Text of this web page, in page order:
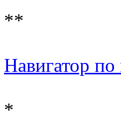
**
Навигатор